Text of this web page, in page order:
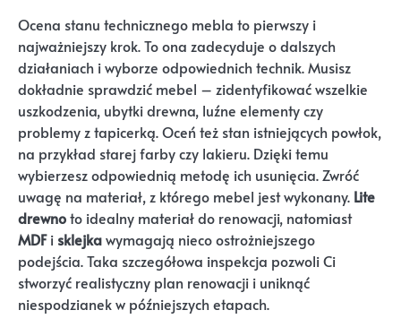
Ocena stanu technicznego mebla to pierwszy i
najważniejszy krok. To ona zadecyduje o dalszych
działaniach i wyborze odpowiednich technik. Musisz
dokładnie sprawdzić mebel – zidentyfikować wszelkie
uszkodzenia, ubytki drewna, luźne elementy czy
problemy z tapicerką. Oceń też stan istniejących powłok,
na przykład starej farby czy lakieru. Dzięki temu
wybierzesz odpowiednią metodę ich usunięcia. Zwróć
uwagę na materiał, z którego mebel jest wykonany. Lite
drewnoto idealny materiał do renowacji, natomiast
MDFi sklejkawymagają nieco ostrożniejszego
podejścia. Taka szczegółowa inspekcja pozwoli Ci
stworzyć realistyczny plan renowacji i uniknąć
niespodzianek w późniejszych etapach.